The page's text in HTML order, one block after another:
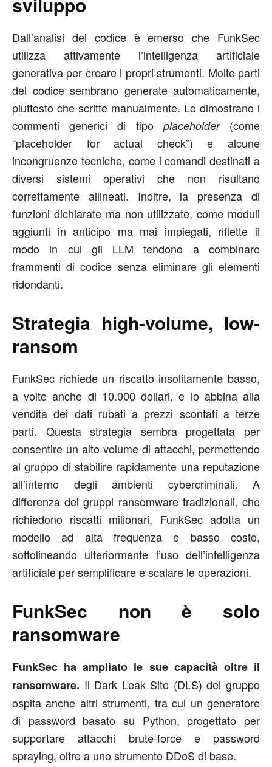
Dall’analisi del codice è emerso che FunkSec
utilizza attivamente l’intelligenza artificiale
generativa per creare i propri strumenti. Molte parti
del codice sembrano generate automaticamente,
piuttosto che scritte manualmente. Lo dimostrano i
commenti generici di tipo placeholder(come
“placeholder for actual check”) e alcune
incongruenze tecniche, come i comandi destinati a
diversi sistemi operativi che non risultano
correttamente allineati. Inoltre, la presenza di
funzioni dichiarate ma non utilizzate, come moduli
aggiunti in anticipo ma mai impiegati, riflette il
modo in cui gli LLM tendono a combinare
frammenti di codice senza eliminare gli elementi
ridondanti.
Strategia high-volume, low-
ransom
FunkSec richiede un riscatto insolitamente basso,
a volte anche di 10.000 dollari, e lo abbina alla
vendita dei dati rubati a prezzi scontati a terze
parti. Questa strategia sembra progettata per
consentire un alto volume di attacchi, permettendo
al gruppo di stabilire rapidamente una reputazione
all’interno degli ambienti cybercriminali. A
differenza dei gruppi ransomware tradizionali, che
richiedono riscatti milionari, FunkSec adotta un
modello ad alta frequenza e basso costo,
sottolineando ulteriormente l’uso dell’intelligenza
artificiale per semplificare e scalare le operazioni.
FunkSec non è solo
ransomware
FunkSec ha ampliato le sue capacità oltre il
ransomware. Il Dark Leak Site (DLS) del gruppo
ospita anche altri strumenti, tra cui un generatore
di password basato su Python, progettato per
supportare attacchi brute-force e password
spraying, oltre a uno strumento DDoS di base.